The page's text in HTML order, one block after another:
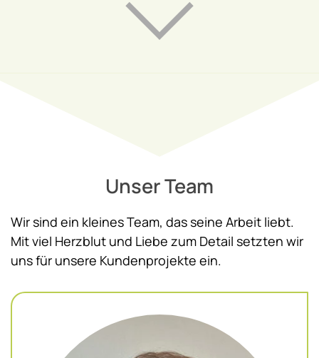
Unser Team
Wir sind ein kleines Team, das seine Arbeit liebt.
Mit viel Herzblut und Liebe zum Detail setzten wir
uns für unsere Kundenprojekte ein.